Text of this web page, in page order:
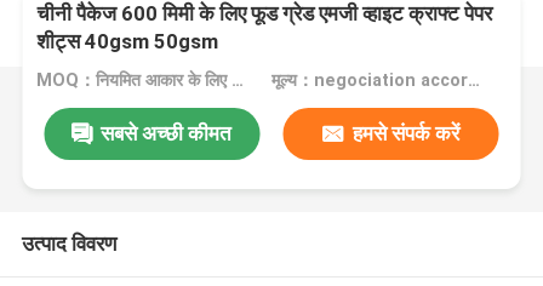
चीनी पैकेज 600 मिमी के लिए फूड ग्रेड एमजी व्हाइट क्राफ्ट पेपर
शीट्स 40gsm 50gsm
MOQ：नियमित आकार के लिए 1 टन, विशेष आकार के लिए 10 टन मूल्य：negociation according to size, quantity and gsm
सबसे अच्छी कीमत हमसे संपर्क करें
उत्पाद विवरण